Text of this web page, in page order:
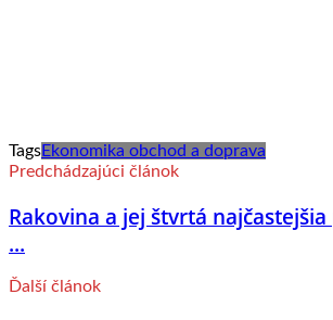
TagsEkonomika obchod a doprava
Predchádzajúci článok
Rakovina a jej štvrtá
...
Ďalší článok